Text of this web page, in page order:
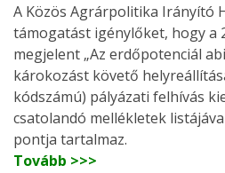
A Közös Agrárpolitika Irányító
támogatást igénylőket, hogy a
megjelent „Az erdőpotenciál
károkozást követő
kódszámú) pályázati felhívás
csatolandó mellékletek
pontja tartalmaz.
Tovább >>>